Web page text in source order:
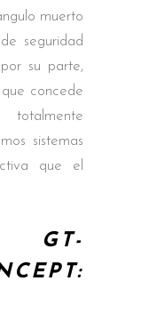
muerto
seguridad
su parte,
concede
sistemas
que el
GT-